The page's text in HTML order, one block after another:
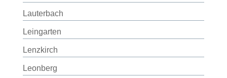
Lauterbach
Leingarten
Lenzkirch
Leonberg